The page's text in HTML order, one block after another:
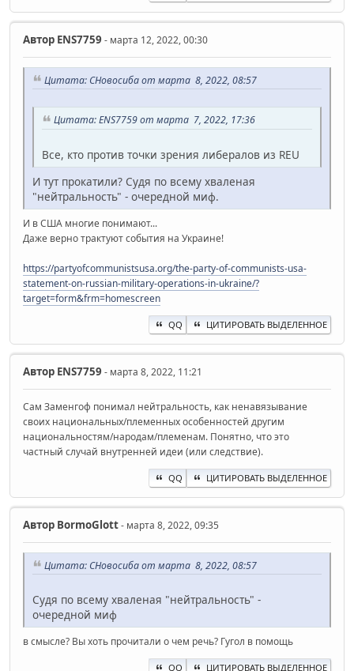
Автор ENS7759 - марта 12, 2022, 00:30
Цитата: СНовосиба от марта 8, 2022, 08:57
Цитата: ENS7759 от марта 7, 2022, 17:36
Все, кто против точки зрения либералов из REU
И тут прокатили? Судя по всему хваленая
"нейтральность" - очередной миф.
И в США многие понимают...
Даже верно трактуют события на Украине!
https://partyofcommunistsusa.org/the-party-of-communists-usa-
statement-on-russian-military-operations-in-ukraine/?
target=form&frm=homescreen
QQ ЦИТИРОВАТЬ ВЫДЕЛЕННОЕ
Автор ENS7759 - марта 8, 2022, 11:21
Сам Заменгоф понимал нейтральность, как ненавязывание
своих национальных/племенных особенностей другим
национальностям/народам/племенам. Понятно, что это
частный случай внутренней идеи (или следствие).
QQ ЦИТИРОВАТЬ ВЫДЕЛЕННОЕ
Автор BormoGlott- марта 8, 2022, 09:35
Цитата: СНовосиба от марта 8, 2022, 08:57
Судя по всему хваленая "нейтральность" -
очередной миф
в смысле? Вы хоть прочитали о чем речь? Гугол в помощь
QQ ЦИТИРОВАТЬ ВЫДЕЛЕННОЕ